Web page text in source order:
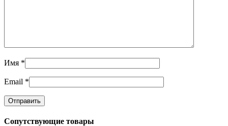
Имя *
Email *
Сопутствующие товары